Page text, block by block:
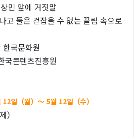
민 앞에 거짓말
고 둘은 걷잡을 수 없는 끌림 속으로
국문화원
국콘텐츠진흥원
일（월）～ 5월 12일（수）
）